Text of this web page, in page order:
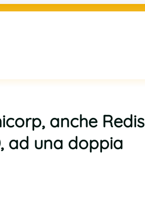
anche Redis
ad una doppia